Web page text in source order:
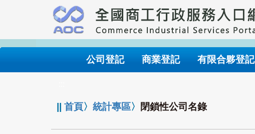
要
內
公司登記 商業登記 有限合夥登記
||首頁〉統計專區〉 閉鎖性公司名錄